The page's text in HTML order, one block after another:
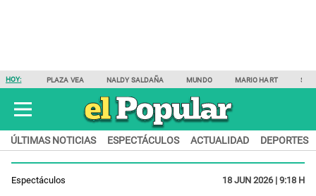
HOY: PLAZA VEA NALDY SALDAÑA MUNDO MARIO HART
ÚLTIMAS NOTICIAS ESPECTÁCULOS ACTUALIDAD DEPORTES
Espectáculos 18 JUN 2026 | 9:18 H